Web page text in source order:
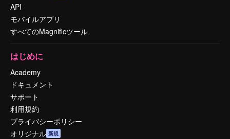
API
モバイルアプリ
すべてのMagnificツール
はじめに
Academy
ドキュメント
サポート
利用規約
プライバシーポリシー
オリジナル 新規